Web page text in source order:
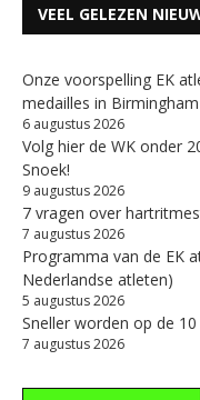
VEEL GELEZEN
Onze voorspelling EK
medailles in Birmingham
6 augustus 2026
Volg hier de WK onder
Snoek!
9 augustus 2026
7 vragen over
7 augustus 2026
Programma van de EK
Nederlandse atleten)
5 augustus 2026
Sneller worden op de
7 augustus 2026